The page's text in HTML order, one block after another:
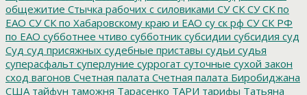
общежитие Стычка рабочих с силовиками СУ СК СУ СК по
ЕАО СУ СК по Хабаровскому краю и ЕАО су ск рф СУ СК РФ
по ЕАО субботнее чтиво субботник субсидии субсидия суд
Суд суд присяжных судебные приставы судьи судья
суперасфальт суперлуние суррогат суточные сухой закон
сход вагонов Счетная палата Счетная палата Биробиджана
США тайфун таможня Тарасенко ТАРИ тарифы Татьяна